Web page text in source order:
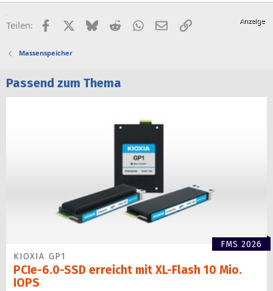
Teilen: FacebookX (Twitter)
BlueskyRedditWhatsApp
E-MailLink
Massenspeicher
Passend zum Thema
FMS 2026
KIOXIA GP1
PCIe-6.0-SSD erreicht mit XL-Flash 10 Mio.
IOPS